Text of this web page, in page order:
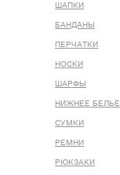
ШАПКИ
БАНДАНЫ
ПЕРЧАТКИ
НОСКИ
ШАРФЫ
НИЖНЕЕ БЕЛЬЕ
СУМКИ
РЕМНИ
РЮКЗАКИ